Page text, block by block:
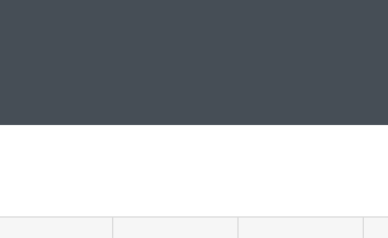
EMO
個人情報の取扱いについて